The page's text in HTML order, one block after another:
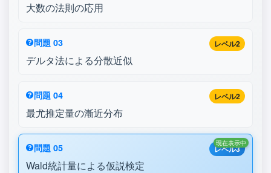
大数の法則の応用
レベル2
問題 03
デルタ法による分散近似
レベル2
問題 04
最尤推定量の漸近分布
レベル3
問題 05
Wald統計量による仮説検定
現在表示中